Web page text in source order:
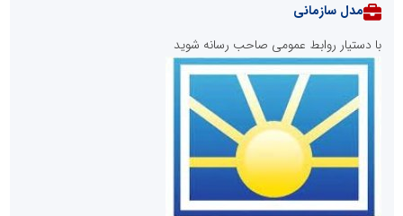
روابط عمومی خبرگزاری گزارش خبر
مدل سازمانی
با دستیار روابط عمومی صاحب رسانه شوید